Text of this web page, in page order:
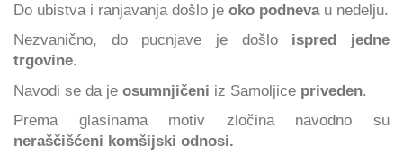
Do ubistva i ranjavanja došlo je oko podneva u nedelju.
Nezvanično, do pucnjave je došloispred jedne
trgovine.
Navodi se da je osumnjičeni iz Samoljice priveden.
Prema glasinama motiv zločina navodno su
neraščišćeni komšijski odnosi.